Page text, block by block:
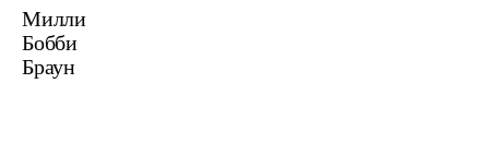
Милли
Бобби
Браун